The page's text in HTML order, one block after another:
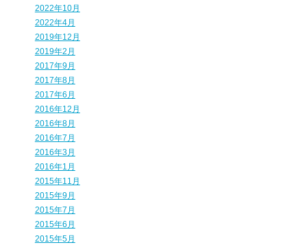
2022年10月
2022年4月
2019年12月
2019年2月
2017年9月
2017年8月
2017年6月
2016年12月
2016年8月
2016年7月
2016年3月
2016年1月
2015年11月
2015年9月
2015年7月
2015年6月
2015年5月